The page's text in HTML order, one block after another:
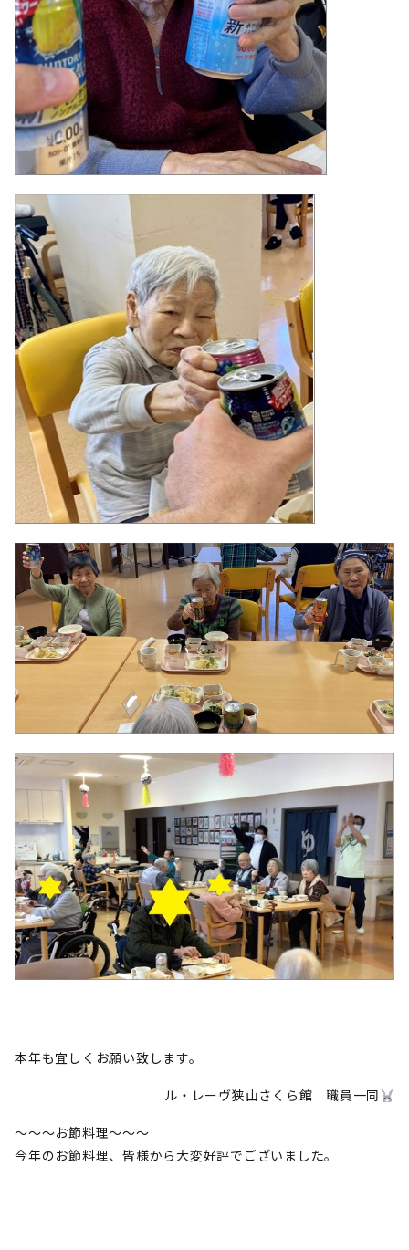
本年も宜しくお願い致します。
ル・レーヴ狭山さくら館 職員一同
～～～お節料理～～～
今年のお節料理、皆様から大変好評でございました。